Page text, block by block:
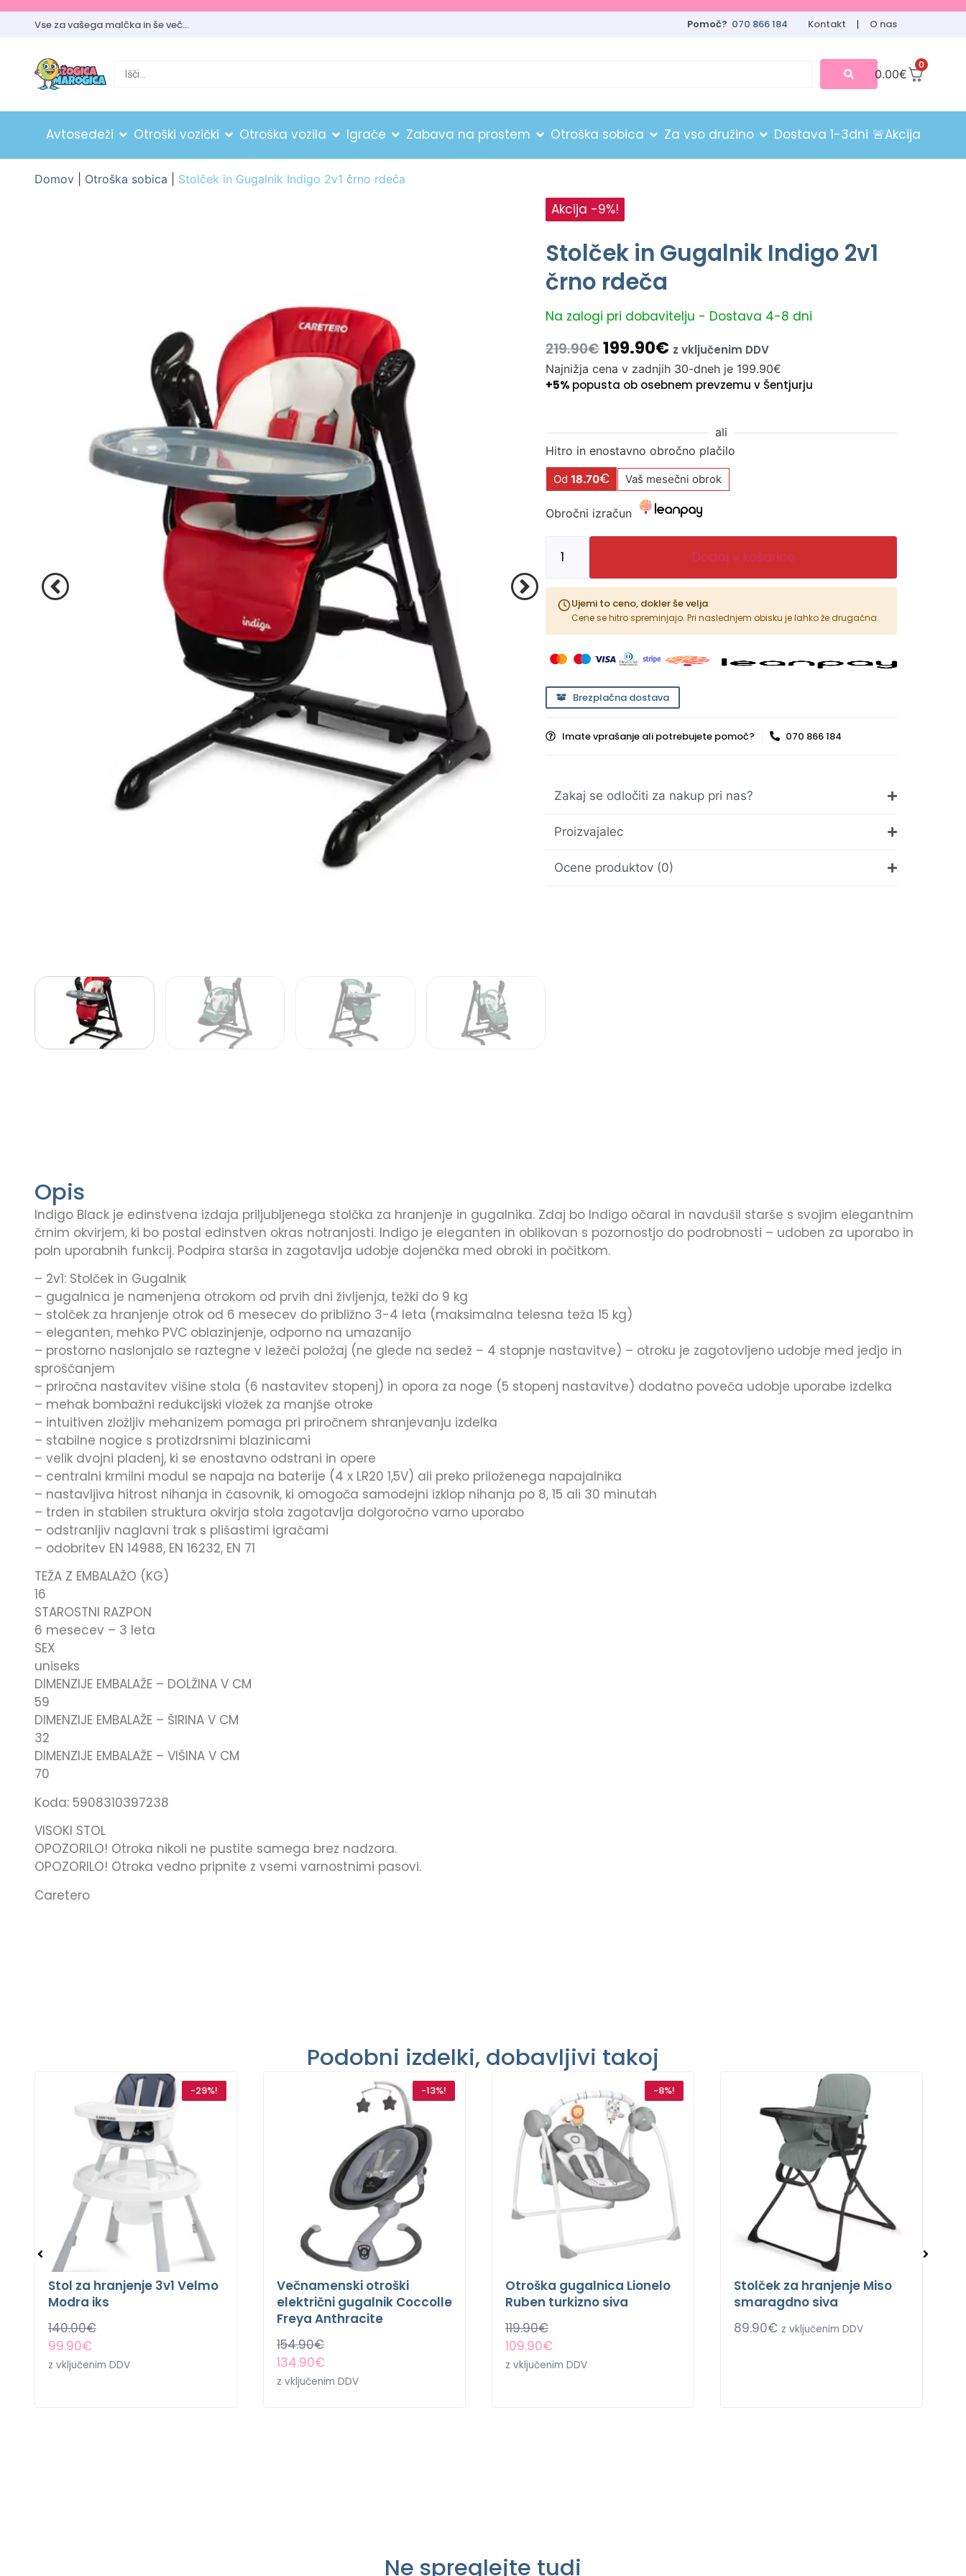
Vse za vašega malčka in še več… Pomoč? 070 866 184 Kontakt O nas
0
0.00€
Avtosedeži Otroški vozički Otroška vozila Igrače Zabava na prostem Otroška sobica Za vso družino Dostava 1-3dni 🚨Akcija
Domov Otroška sobica Stolček in Gugalnik Indigo 2v1 črno rdeča
Akcija -9%!
Stolček in Gugalnik Indigo 2v1
črno rdeča
Na zalogi pri dobavitelju - Dostava 4-8 dni
219.90€199.90€ z vključenim DDV
Najnižja cena v zadnjih 30-dneh je 199.90€
+5% popusta ob osebnem prevzemu v Šentjurju
ali
Hitro in enostavno obročno plačilo
Od18.70€ Vaš mesečni obrok
Obročni izračun
Dodaj v košarico
Ujemi to ceno, dokler še velja
Cene se hitro spreminjajo. Pri naslednjem obisku je lahko že drugačna.
Brezplačna dostava
Imate vprašanje ali potrebujete pomoč? 070 866 184
Zakaj se odločiti za nakup pri nas?
Proizvajalec
Ocene produktov (0)
Opis
Indigo Black je edinstvena izdaja priljubljenega stolčka za hranjenje in gugalnika. Zdaj bo Indigo očaral in navdušil starše s svojim elegantnim
črnim okvirjem, ki bo postal edinstven okras notranjosti. Indigo je eleganten in oblikovan s pozornostjo do podrobnosti – udoben za uporabo in
poln uporabnih funkcij. Podpira starša in zagotavlja udobje dojenčka med obroki in počitkom.
– 2v1: Stolček in Gugalnik
– gugalnica je namenjena otrokom od prvih dni življenja, težki do 9 kg
– stolček za hranjenje otrok od 6 mesecev do približno 3-4 leta (maksimalna telesna teža 15 kg)
– eleganten, mehko PVC oblazinjenje, odporno na umazanijo
– prostorno naslonjalo se raztegne v ležeči položaj (ne glede na sedež – 4 stopnje nastavitve) – otroku je zagotovljeno udobje med jedjo in
sproščanjem
– priročna nastavitev višine stola (6 nastavitev stopenj) in opora za noge (5 stopenj nastavitve) dodatno poveča udobje uporabe izdelka
– mehak bombažni redukcijski vložek za manjše otroke
– intuitiven zložljiv mehanizem pomaga pri priročnem shranjevanju izdelka
– stabilne nogice s protizdrsnimi blazinicami
– velik dvojni pladenj, ki se enostavno odstrani in opere
– centralni krmilni modul se napaja na baterije (4 x LR20 1,5V) ali preko priloženega napajalnika
– nastavljiva hitrost nihanja in časovnik, ki omogoča samodejni izklop nihanja po 8, 15 ali 30 minutah
– trden in stabilen struktura okvirja stola zagotavlja dolgoročno varno uporabo
– odstranljiv naglavni trak s plišastimi igračami
– odobritev EN 14988, EN 16232, EN 71
TEŽA Z EMBALAŽO (KG)
16
STAROSTNI RAZPON
6 mesecev – 3 leta
SEX
uniseks
DIMENZIJE EMBALAŽE – DOLŽINA V CM
59
DIMENZIJE EMBALAŽE – ŠIRINA V CM
32
DIMENZIJE EMBALAŽE – VIŠINA V CM
70
Koda: 5908310397238
VISOKI STOL
OPOZORILO! Otroka nikoli ne pustite samega brez nadzora.
OPOZORILO! Otroka vedno pripnite z vsemi varnostnimi pasovi.
Caretero
Podobni izdelki, dobavljivi takoj
-29%!
Stol za hranjenje 3v1 Velmo
Modra iks
140.00€
99.90€
z vključenim DDV
-13%!
Večnamenski otroški
električni gugalnik Coccolle
Freya Anthracite
154.90€
134.90€
z vključenim DDV
-8%!
Otroška gugalnica Lionelo
Ruben turkizno siva
119.90€
109.90€
z vključenim DDV
Stolček za hranjenje Miso
smaragdno siva
89.90€ z vključenim DDV
Ne spreglejte tudi